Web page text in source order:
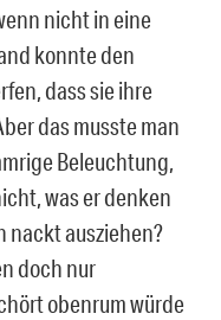
nicht in eine
konnte den
dass sie ihre
das musste man
Beleuchtung,
was er denken
nackt ausziehen?
doch nur
obenrum würde